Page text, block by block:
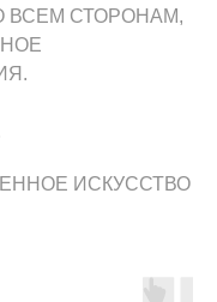
ВСЕМ СТОРОНАМ,
ИСКУССТВО